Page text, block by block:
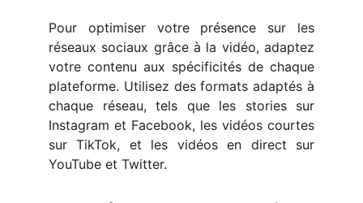
Pour optimiser votre présence sur les
réseaux sociaux grâce à la vidéo, adaptez
votre contenu aux spécificités de chaque
plateforme. Utilisez des formats adaptés à
chaque réseau, tels que les stories sur
Instagram et Facebook, les vidéos courtes
sur TikTok, et les vidéos en direct sur
YouTube et Twitter.